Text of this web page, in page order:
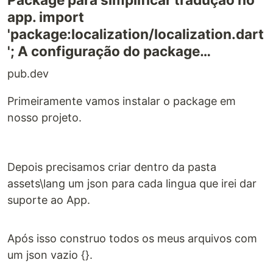
app. import
'package:localization/localization.dart
'; A configuração do package…
pub.dev
Primeiramente vamos instalar o package em
nosso projeto.
Depois precisamos criar dentro da pasta
assets\lang um json para cada lingua que irei dar
suporte ao App.
Após isso construo todos os meus arquivos com
um json vazio {}.